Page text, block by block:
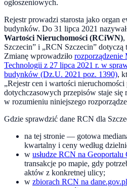
ogłoszeniowych.
Rejestr prowadzi starosta jako organ
budynków. Do 31 lipca 2021
Wartości Nieruchomości (RCiWN),
Szczecin” i „RCN Szczecin” dotyczą
Zmianę wprowadziło rozporządzenie
Technologii z 27 lipca 2021 r. w
budynków (Dz.U. 2021 poz. 1390),
„Rejestr cen i wartości
dotychczasowych przepisów staje się
w rozumieniu niniejszego
Gdzie sprawdzić dane RCN dla
na tej stronie — gotowa
kwartalny i ceny według
w usłudze RCN na
transakcje po mapie, gdy
aktów z konkretnej ulicy;
w zbiorach RCN na dane.gov.pl